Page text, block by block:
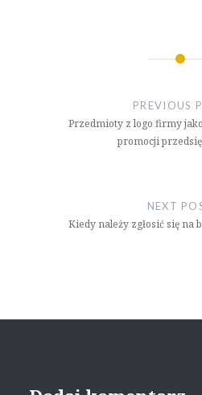
PREVIOUS
Przedmioty z logo firmy
promocji
NEXT
Kiedy należy zgłosić się na